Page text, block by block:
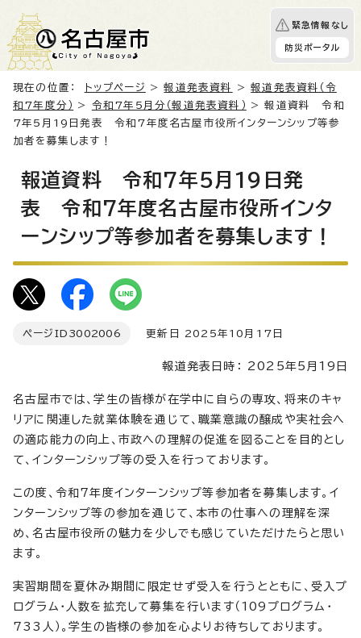
緊急情報なし
防災ポータル
現在の位置： トップページ >報道発表資料 >報道発表資料（令
和7年度分）
> 令和7年5月分（報道発表資料）
> 報道資料 令和
7年5月19日発表 令和7年度名古屋市役所インターンシップ等参
加者を募集します！
報道資料 令和7年5月19日発
表 令和7年度名古屋市役所インタ
ーンシップ等参加者を募集します！
ページID 3002006 更新日 2025年10月17日
報道発表日時： 2025年5月19日
名古屋市では、学生の皆様が在学中に自らの専攻、将来のキャ
リアに関連した就業体験を通じて、職業意識の醸成や実社会へ
の適応能力の向上、市政への理解の促進を図ることを目的とし
て、インターンシップ等の受入を行っております。
この度、令和7年度インターンシップ等参加者を募集します。イ
ンターンシップ等の参加を通じて、本市の仕事への理解を深
め、名古屋市役所の魅力を少しでも感じていただけたらと思い
ます。
実習期間を夏休み期間に限定せず受入を行うとともに、受入プ
ログラム・人数を拡充して募集を行います（109プログラム・
733人）。学生の皆様の参加を心よりお待ちしております。